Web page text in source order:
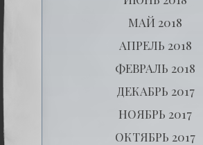
МАЙ 2018
АПРЕЛЬ 2018
ФЕВРАЛЬ 2018
ДЕКАБРЬ 2017
НОЯБРЬ 2017
ОКТЯБРЬ 2017